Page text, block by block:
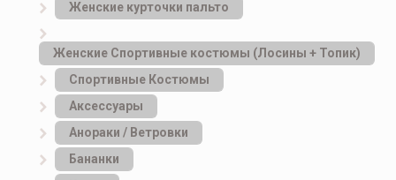
Женские курточки пальто
Женские Спортивные костюмы (Лосины + Топик)
Спортивные Костюмы
Аксессуары
Анораки / Ветровки
Бананки